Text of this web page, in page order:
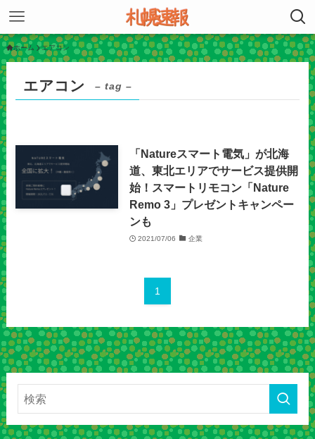
ホーム エアコン
エアコン – tag –
「Natureスマート電気」が北海
道、東北エリアでサービス提供開
始！スマートリモコン「Nature
Remo 3」プレゼントキャンペー
ンも
2021/07/06 企業
1